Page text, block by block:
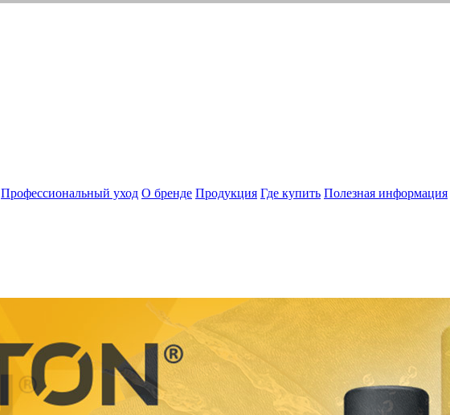
Профессиональный уход О бренде Продукция Где купить Полезная информация